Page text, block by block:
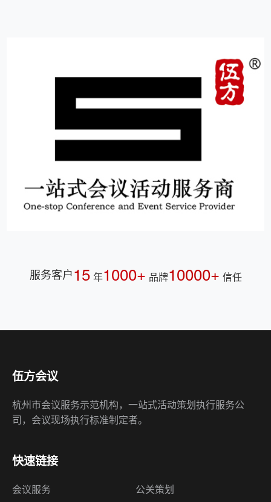
服务客户15 年1000+ 品牌10000+ 信任
会议服务
公关策划
会展监理
会务外包
资质荣誉